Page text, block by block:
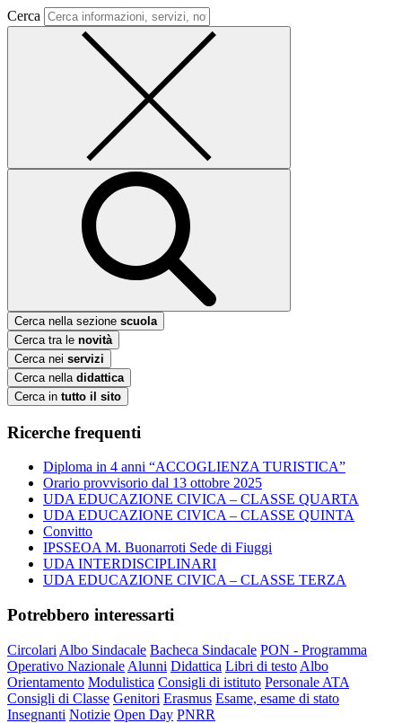
Cerca
Cerca nella sezione scuola
Cerca tra le novità
Cerca nei servizi
Cerca nella didattica
Cerca in tutto il sito
Ricerche frequenti
Diploma in 4 anni “ACCOGLIENZA TURISTICA”
Orario provvisorio dal 13 ottobre 2025
UDA EDUCAZIONE CIVICA – CLASSE QUARTA
UDA EDUCAZIONE CIVICA – CLASSE QUINTA
Convitto
IPSSEOA M. Buonarroti Sede di Fiuggi
UDA INTERDISCIPLINARI
UDA EDUCAZIONE CIVICA – CLASSE TERZA
Potrebbero interessarti
Circolari Albo Sindacale Bacheca Sindacale PON - Programma
Operativo Nazionale Alunni Didattica Libri di testo Albo
Orientamento Modulistica Consigli di istituto Personale ATA
Consigli di Classe Genitori Erasmus Esame, esame di stato
Insegnanti Notizie Open Day PNRR